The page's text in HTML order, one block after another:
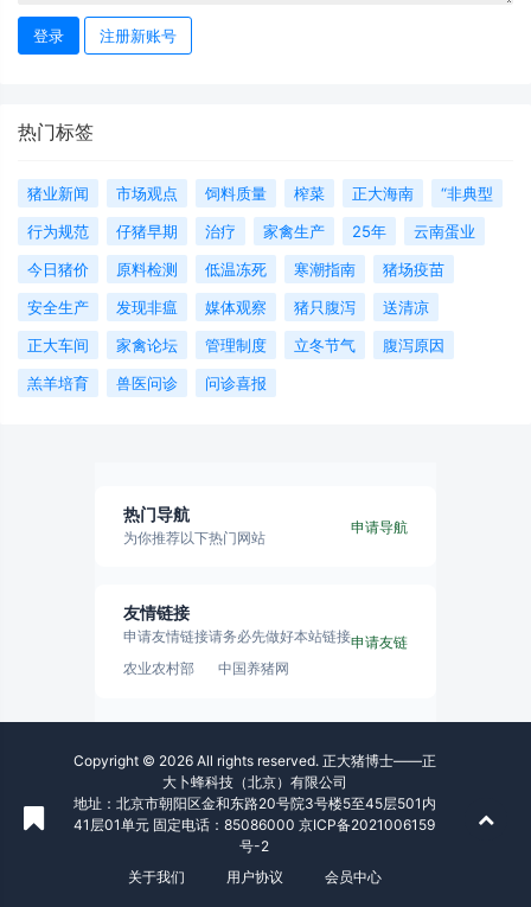
登录 注册新账号
热门标签
猪业新闻 市场观点 饲料质量 榨菜 正大海南
“非典型
行为规范
仔猪早期 治疗 家禽生产 25年
云南蛋业
今日猪价
原料检测 低温冻死 寒潮指南
猪场疫苗
安全生产
发现非瘟 媒体观察 猪只腹泻
送清凉
正大车间
家禽论坛 管理制度 立冬节气
腹泻原因
羔羊培育
兽医问诊 问诊喜报
热门导航
为你推荐以下热门网站
申请导航
友情链接
申请友情链接请务必先做好本站链接
农业农村部
中国养猪网
申请友链
Copyright © 2026 All rights reserved. 正大猪博士——正
大卜蜂科技（北京）有限公司
地址：北京市朝阳区金和东路20号院3号楼5至45层501内
41层01单元 固定电话：85086000 京ICP备2021006159
号-2
关于我们
用户协议 会员中心